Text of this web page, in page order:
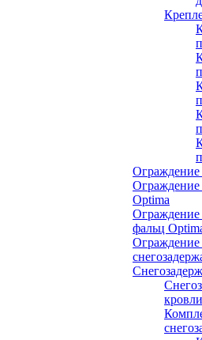
Ограждение
Ограждение
Optima
Ограждение
фальц
Ограждение